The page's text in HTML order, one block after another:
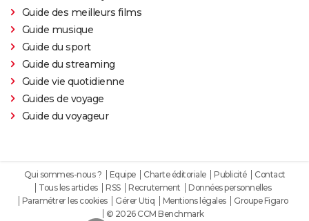
Guide des meilleurs films
Guide musique
Guide du sport
Guide du streaming
Guide vie quotidienne
Guides de voyage
Guide du voyageur
Qui sommes-nous ? Equipe Charte éditoriale Publicité
Contact
Tous les articles
RSS Recrutement
Données personnelles
Paramétrer les cookies
Gérer Utiq Mentions légales
Groupe Figaro
© 2026 CCM Benchmark